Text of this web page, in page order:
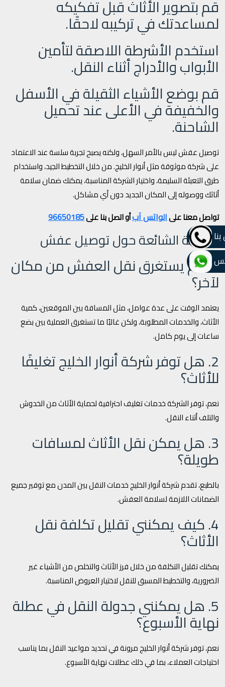
قم بتصوير الأثاث قبل تفكيكه
لمساعدتك في تركيبه لاحقًا.
استخدم الأشرطة اللاصقة لتأمين
الأبواب والأدراج أثناء النقل.
قم بوضع الأشياء الثقيلة في الأسفل
والخفيفة في الأعلى عند تحميل
الشاحنة.
توصيل عفش ليس بالأمر السهل، ولكنه يصبح تجربة سلسة عند الاعتماد
على شركة موثوقة مثل أنوار الخليج. من خلال التخطيط الجيد، واستخدام
طرق التعبئة السليمة، واختيار الشركة المناسبة، يمكنك ضمان سلامة
أثاثك ووصوله إلى المكان الجديد دون أي مشاكل.
تواصل معنا علىالواتس آبأو اتصل بنا على96650185
الأسئلة الشائعة حول توصيل عفش
1. كم يستغرق نقل العفش من مكان
لآخر؟
يعتمد الوقت على عدة عوامل، مثل المسافة بين الموقعين، كمية
الأثاث، والخدمات المطلوبة، ولكن غالبًا ما تستغرق العملية بين بضع
ساعات إلى يوم كامل.
2. هل توفر شركة أنوار الخليج تغليفًا
للأثاث؟
نعم، توفر الشركة خدمات تغليف احترافية لحماية الأثاث من الخدوش
والتلف أثناء النقل.
3. هل يمكن نقل الأثاث لمسافات
طويلة؟
بالطبع، تقدم شركة أنوار الخليج خدمات النقل بين المدن مع توفير جميع
الضمانات اللازمة لسلامة العفش.
4. كيف يمكنني تقليل تكلفة نقل
الأثاث؟
يمكنك تقليل التكلفة من خلال فرز الأثاث والتخلص من الأشياء غير
الضرورية، والتخطيط المسبق للنقل لاختيار العروض المناسبة.
5. هل يمكنني جدولة النقل في عطلة
نهاية الأسبوع؟
نعم، توفر شركة أنوار الخليج مرونة في تحديد مواعيد النقل بما يناسب
احتياجات العملاء، بما في ذلك عطلات نهاية الأسبوع.